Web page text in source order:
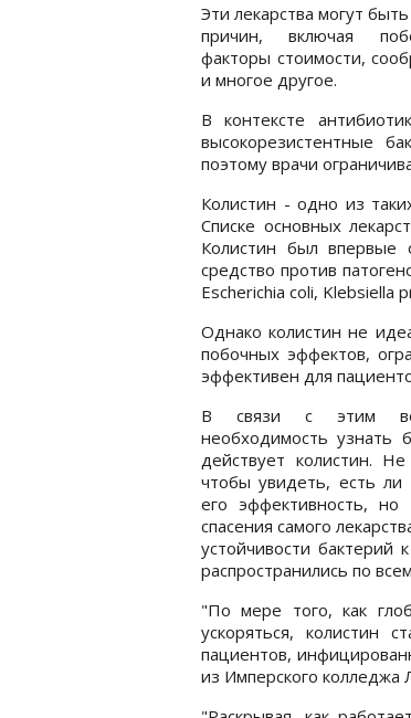
Эти лекарства могут
причин, включая
факторы стоимости,
и многое другое.
В контексте
высокорезистентные
поэтому врачи
Колистин - одно из
Списке основных
Колистин был впервые
средство против
Escherichia coli, Klebsiella
Однако колистин не
побочных эффектов,
эффективен для
В связи с этим
необходимость узнать
действует колистин.
чтобы увидеть, есть ли
его эффективность,
спасения самого
устойчивости бактерий
распространились по
"По мере того, как
ускоряться, колистин
пациентов,
из Имперского колледжа